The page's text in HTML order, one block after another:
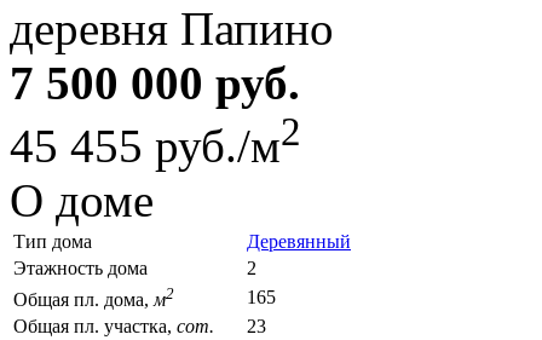
деревня Папино
7 500 000 руб.
45 455 руб./м2
О доме
Тип дома
Деревянный
Этажность дома
2
Общая пл. дома, м2
165
Общая пл. участка, сот.
23